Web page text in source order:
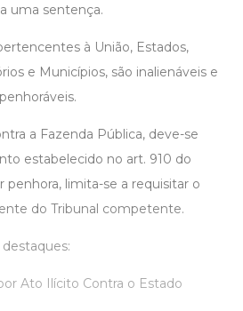
uma sentença.
à União, Estados,
e Municípios, são inalienáveis e
a Fazenda Pública, deve-se
estabelecido no art. 910 do
penhora, limita-se a requisitar o
do Tribunal competente.
Ato Ilícito Contra o Estado